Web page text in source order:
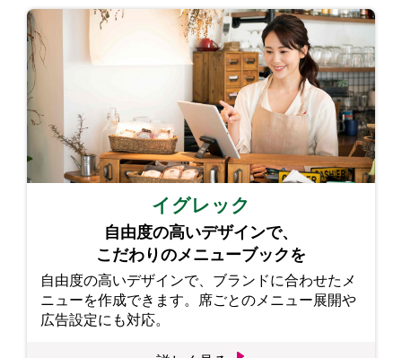
イグレック
自由度の高いデザインで、
こだわりのメニューブックを
自由度の高いデザインで、ブランドに合わせたメ
ニューを作成できます。席ごとのメニュー展開や
広告設定にも対応。